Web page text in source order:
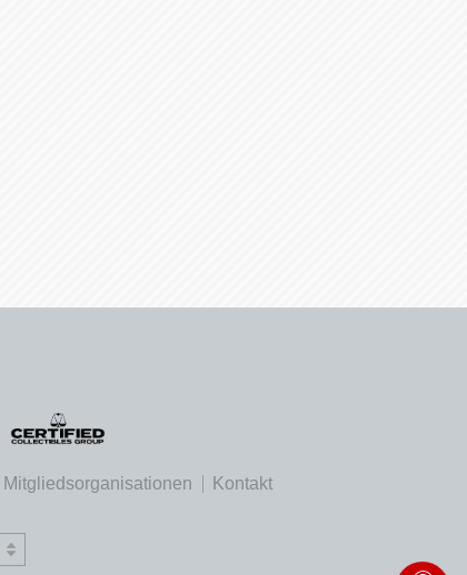
Mitgliedsorganisationen
Kontakt